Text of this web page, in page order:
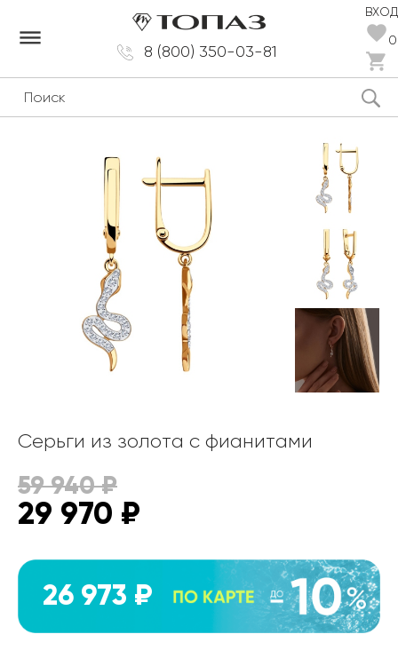
8 (800) 350-03-81
ВХОД
0
dehaze
Серьги из золота с фианитами
59 940₽
29 970 ₽
26 973 ₽